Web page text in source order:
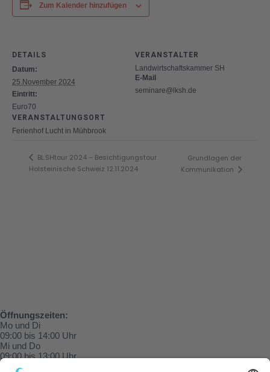
Zum Kalender hinzufügen
DETAILS
Datum:
25.November 2024
Eintritt:
Euro70
VERANSTALTUNGSORT
Ferienhof Lucht in Mühbrook
VERANSTALTER
Landwirtschaftskammer SH
E-Mail
seminare@lksh.de
BL.SHtour 2024 – Besichtigungstour
Holsteinische Schweiz 12.11.2024
Grundlagen der
Kommunikation
Öffnungszeiten:
Mo und Di
09:00 bis 14:00 Uhr
Mi und Do
09:00 bis 13:00 Uhr
und nach Vereinbarung!